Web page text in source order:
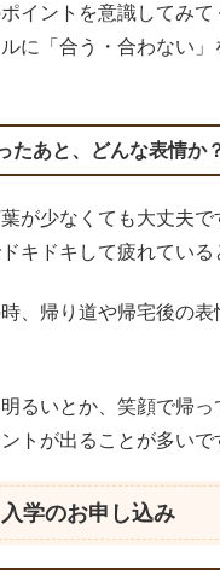
イントを意識してみて
に「合う・合わない」
たあと、どんな表情か
が少なくても大丈夫で
キドキして疲れている
、帰り道や帰宅後の表
るいとか、笑顔で帰っ
トが出ることが多いで
学のお申し込み